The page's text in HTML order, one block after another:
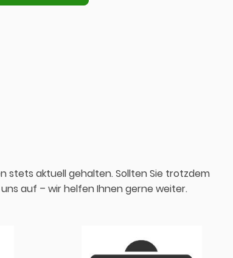
stets aktuell gehalten. Sollten Sie trotzdem
auf – wir helfen Ihnen gerne weiter.